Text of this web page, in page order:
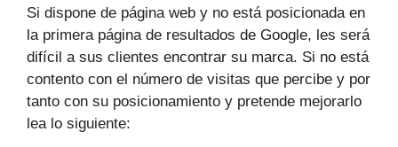
Si dispone de página web y no está posicionada en
la primera página de resultados de Google, les será
difícil a sus clientes encontrar su marca. Si no está
contento con el número de visitas que percibe y por
tanto con su posicionamiento y pretende mejorarlo
lea lo siguiente: